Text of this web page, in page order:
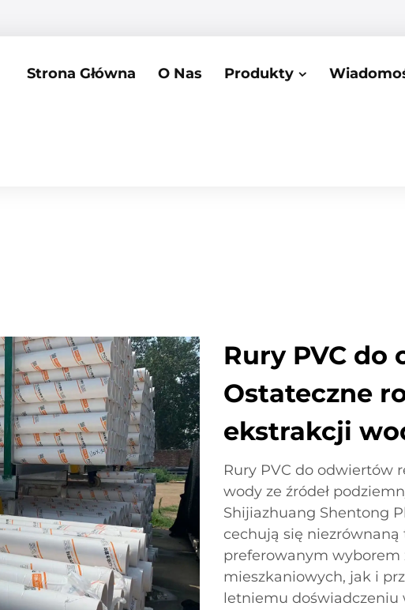
Strona Główna O Nas Produkty
Rury PVC do
Ostateczne
ekstrakcji
Rury PVC do odwiertów
wody ze źródeł
Shijiazhuang Shentong
cechują się niezrównaną
preferowanym wyborem
mieszkaniowych, jak i
letniemu doświadczeniu